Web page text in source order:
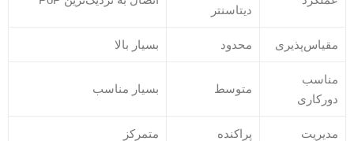
دیتاسنتر
مقیاس‌پذیری محدود بسیار بالا
مناسب
دورکاری
متوسط بسیار مناسب
مدیریت پراکنده متمرکز